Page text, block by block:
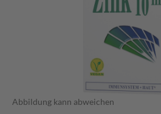
Abbildung kann abweichen